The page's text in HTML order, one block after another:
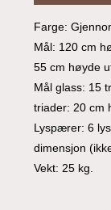
Farge:
Mål: 120 cm
55 cm høyde
Mål glass: 15
triader: 20 cm
Lyspærer: 6
dimensjon
Vekt: 25 kg.